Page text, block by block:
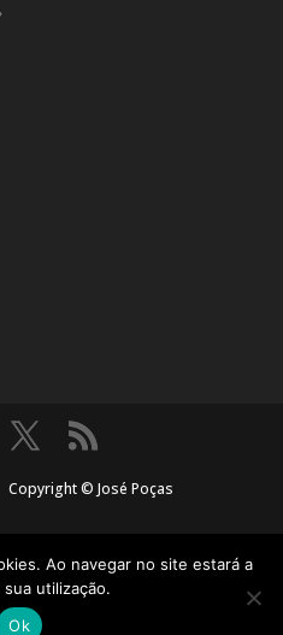
Copyright © José Poças
Ao navegar no site estará a
utilização.
Ok